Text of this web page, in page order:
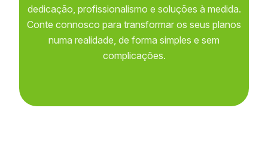
dedicação, profissionalismo e soluções à medida.
Conte connosco para transformar os seus planos
numa realidade, de forma simples e sem
complicações.